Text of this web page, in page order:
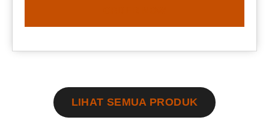
LIHAT SEMUA PRODUK